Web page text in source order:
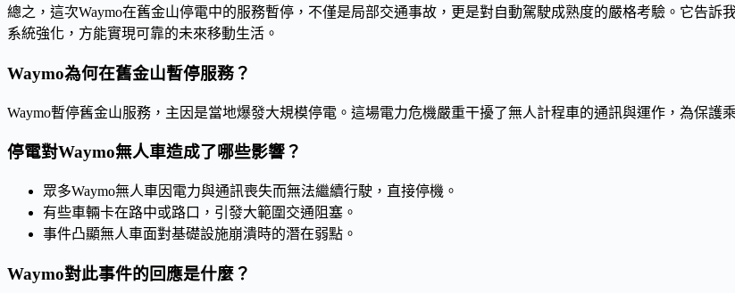
總之，這次Waymo在舊金山停電中的服務暫停，不僅是局部交通事故，更是對自動駕駛成熟度的嚴格考驗。它告
系統強化，方能實現可靠的未來移動生活。
Waymo為何在舊金山暫停服務？
Waymo暫停舊金山服務，主因是當地爆發大規模停電。這場電力危機嚴重干擾了無人計程車的通訊與運作，為保護
停電對Waymo無人車造成了哪些影響？
眾多Waymo無人車因電力與通訊喪失而無法繼續行駛，直接停機。
有些車輛卡在路中或路口，引發大範圍交通阻塞。
事件凸顯無人車面對基礎設施崩潰時的潛在弱點。
Waymo對此事件的回應是什麼？